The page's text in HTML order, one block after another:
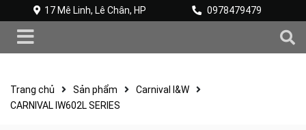
17 Mê Linh, Lê Chân, HP 0978479479
Trang chủ Sản phẩm
Carnival I&W
CARNIVAL IW602L SERIES